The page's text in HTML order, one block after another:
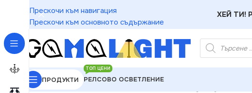
Прескочи към навигация
Прескочи към основното съдържание
ХЕЙ ТИ!
ПРОДУКТИ РЕЛСОВО ОСВЕТЛЕНИЕ
ТОП ЦЕНИ
GAMALIGHT»